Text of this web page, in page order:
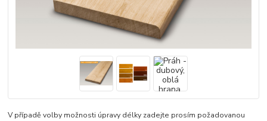
V případě volby možnosti úpravy délky zadejte prosím požadovanou